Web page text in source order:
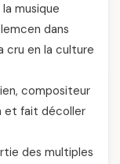
musique
dans
cru en la culture
compositeur
et fait décoller
des multiples